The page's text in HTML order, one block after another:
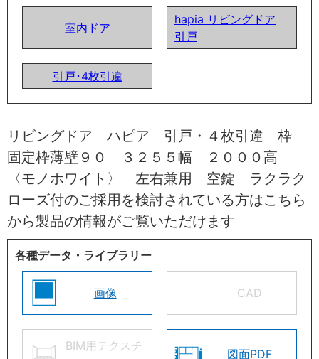
室内ドア
hapia リビングドア
引戸
引戸･4枚引違
リビングドア ハピア 引戸・４枚引違 枠
固定枠薄壁９０ ３２５５幅 ２０００高
〈モノホワイト〉 左右兼用 空錠 ラクラク
ローズ付のご採用を検討されている方はこちら
から製品の情報がご覧いただけます
各種データ・ライブラリー
画像 CAD
BIM用テクスチ
図面PDF